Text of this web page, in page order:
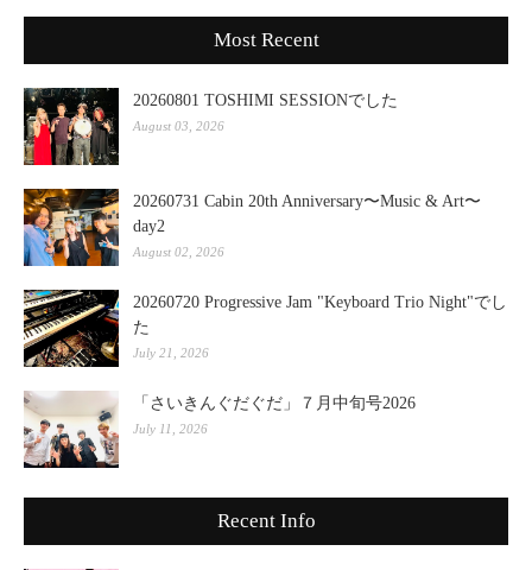
Most Recent
20260801 TOSHIMI SESSIONでした
August 03, 2026
20260731 Cabin 20th Anniversary〜Music & Art〜
day2
August 02, 2026
20260720 Progressive Jam "Keyboard Trio Night"でし
た
July 21, 2026
「さいきんぐだぐだ」７月中旬号2026
July 11, 2026
Recent Info